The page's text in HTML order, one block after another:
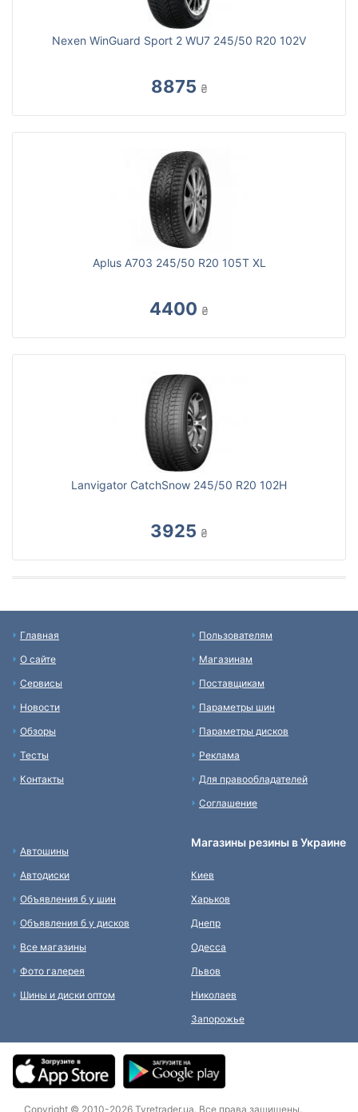
Nexen WinGuard Sport 2 WU7 245/50 R20 102V
8875 ₴
Aplus A703 245/50 R20 105T XL
4400 ₴
Lanvigator CatchSnow 245/50 R20 102H
3925 ₴
Главная
О сайте
Сервисы
Новости
Обзоры
Тесты
Контакты
Пользователям
Магазинам
Поставщикам
Параметры шин
Параметры дисков
Реклама
Для правообладателей
Соглашение
Автошины
Автодиски
Объявления б у шин
Объявления б у дисков
Все магазины
Фото галерея
Шины и диски оптом
Магазины резины в Украине
Киев
Харьков
Днепр
Одесса
Львов
Николаев
Запорожье
Copyright © 2010-2026 Tyretrader.ua. Все права защищены.